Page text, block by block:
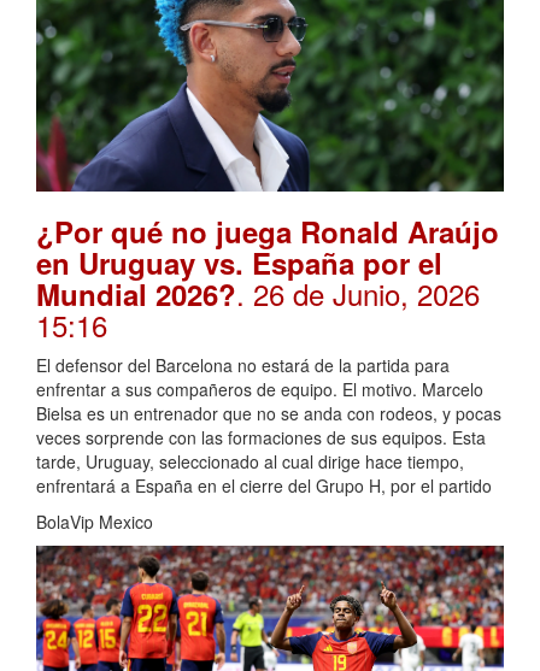
¿Por qué no juega Ronald Araújo
en Uruguay vs. España por el
Mundial 2026?. 26 de Junio, 2026
15:16
El defensor del Barcelona no estará de la partida para
enfrentar a sus compañeros de equipo. El motivo. Marcelo
Bielsa es un entrenador que no se anda con rodeos, y pocas
veces sorprende con las formaciones de sus equipos. Esta
tarde, Uruguay, seleccionado al cual dirige hace tiempo,
enfrentará a España en el cierre del Grupo H, por el partido
BolaVip Mexico